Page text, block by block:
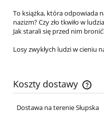
To książka, która odpowiada
nazizm? Czy zło tkwiło w
Jak starali się przed nim
Losy zwykłych ludzi w cieniu
Koszty dostawy
Cena nie zawiera
Dostawa na terenie Słupska